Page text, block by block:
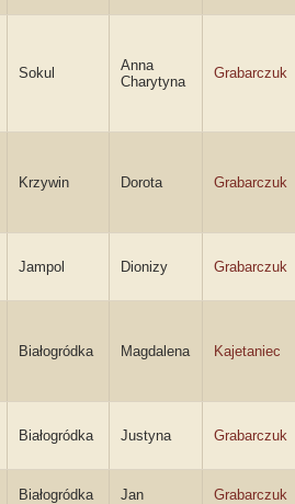
Sokul
Anna
Charytyna
Grabarczuk
Krzywin Dorota Grabarczuk
Jampol Dionizy Grabarczuk
Białogródka Magdalena Kajetaniec
Białogródka Justyna Grabarczuk
Białogródka Jan Grabarczuk